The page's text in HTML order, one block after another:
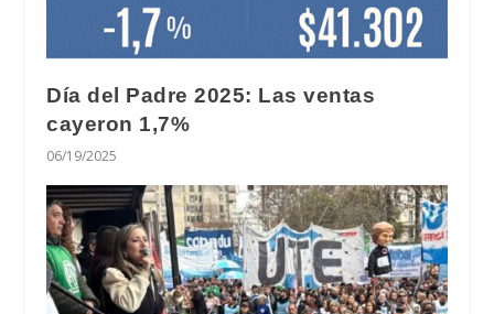
Día del Padre 2025: Las ventas
cayeron 1,7%
06/19/2025